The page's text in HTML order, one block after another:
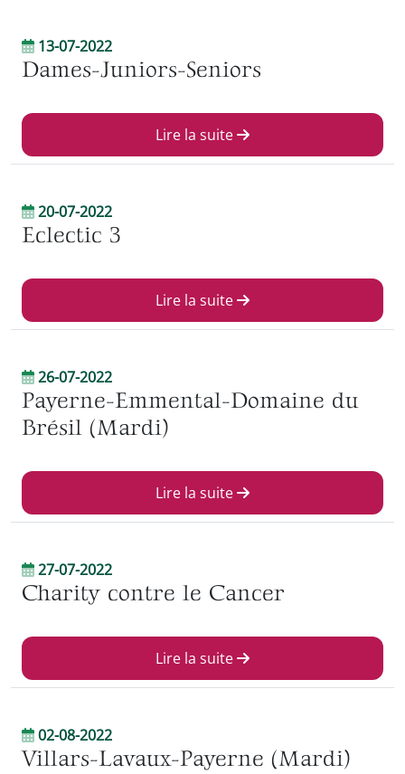
13-07-2022
Dames-Juniors-Seniors
Lire la suite
20-07-2022
Eclectic 3
Lire la suite
26-07-2022
Payerne-Emmental-Domaine du
Brésil (Mardi)
Lire la suite
27-07-2022
Charity contre le Cancer
Lire la suite
02-08-2022
Villars-Lavaux-Payerne (Mardi)